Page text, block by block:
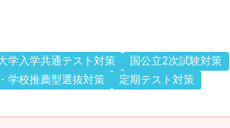
学入学共通テスト対策
国公立2次試験対策
学校推薦型選抜対策 定期テスト対策